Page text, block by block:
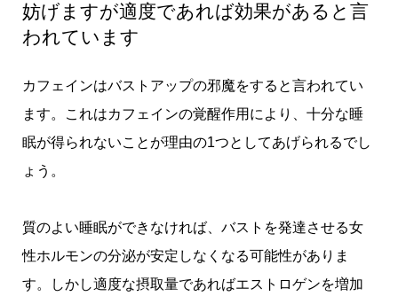
妨げますが適度であれば効果があると言
われています
カフェインはバストアップの邪魔をすると言われてい
ます。これはカフェインの覚醒作用により、十分な睡
眠が得られないことが理由の1つとしてあげられるでし
ょう。
質のよい睡眠ができなければ、バストを発達させる女
性ホルモンの分泌が安定しなくなる可能性がありま
す。しかし適度な摂取量であればエストロゲンを増加